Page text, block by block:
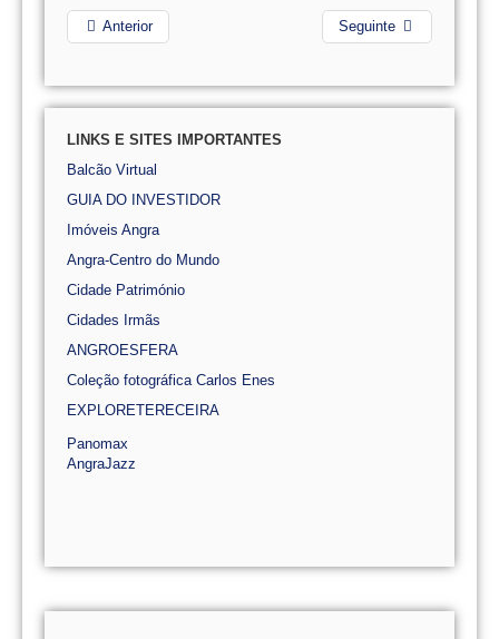
Anterior Seguinte
LINKS E SITES IMPORTANTES
Balcão Virtual
GUIA DO INVESTIDOR
Imóveis Angra
Angra-Centro do Mundo
Cidade Património
Cidades Irmãs
ANGROESFERA
Coleção fotográfica Carlos Enes
EXPLORETERECEIRA
Panomax
AngraJazz